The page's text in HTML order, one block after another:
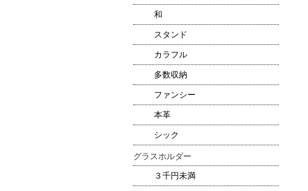
和
スタンド
カラフル
多数収納
ファンシー
本革
シック
グラスホルダー
３千円未満